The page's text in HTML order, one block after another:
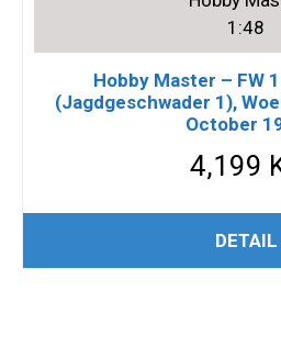
1:48
Hobby Master – FW
(Jagdgeschwader 1),
October
4,199
PŘIDAT DO
DETAIL